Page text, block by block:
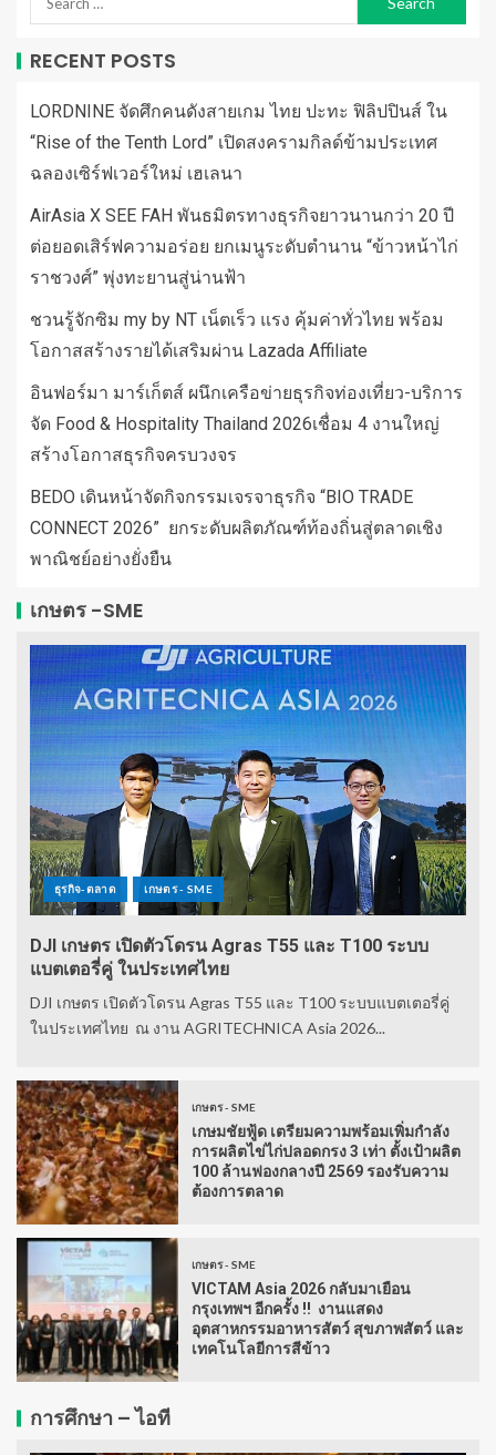
RECENT POSTS
LORDNINE จัดศึกคนดังสายเกม ไทย ปะทะ ฟิลิปปินส์ ใน
“Rise of the Tenth Lord” เปิดสงครามกิลด์ข้ามประเทศ
ฉลองเซิร์ฟเวอร์ใหม่ เฮเลนา
AirAsia X SEE FAH พันธมิตรทางธุรกิจยาวนานกว่า 20 ปี
ต่อยอดเสิร์ฟความอร่อย ยกเมนูระดับตำนาน “ข้าวหน้าไก่
ราชวงศ์” พุ่งทะยานสู่น่านฟ้า
ชวนรู้จักซิม my by NT เน็ตเร็ว แรง คุ้มค่าทั่วไทย พร้อม
โอกาสสร้างรายได้เสริมผ่าน Lazada Affiliate
อินฟอร์มา มาร์เก็ตส์ ผนึกเครือข่ายธุรกิจท่องเที่ยว-บริการ
จัด Food & Hospitality Thailand 2026เชื่อม 4 งานใหญ่
สร้างโอกาสธุรกิจครบวงจร
BEDO เดินหน้าจัดกิจกรรมเจรจาธุรกิจ “BIO TRADE
CONNECT 2026” ยกระดับผลิตภัณฑ์ท้องถิ่นสู่ตลาดเชิง
พาณิชย์อย่างยั่งยืน
เกษตร -SME
ธุรกิจ-ตลาด เกษตร - SME
DJI เกษตร เปิดตัวโดรน Agras T55 และ T100 ระบบ
แบตเตอรี่คู่ ในประเทศไทย
DJI เกษตร เปิดตัวโดรน Agras T55 และ T100 ระบบแบตเตอรี่คู่
ในประเทศไทย ณ งาน AGRITECHNICA Asia 2026...
เกษตร - SME
เกษมชัยฟู้ด เตรียมความพร้อมเพิ่มกำลัง
การผลิตไข่ไก่ปลอดกรง 3 เท่า ตั้งเป้าผลิต
100 ล้านฟองกลางปี 2569 รองรับความ
ต้องการตลาด
เกษตร - SME
VICTAM Asia 2026 กลับมาเยือน
กรุงเทพฯ อีกครั้ง !! งานแสดง
อุตสาหกรรมอาหารสัตว์ สุขภาพสัตว์ และ
เทคโนโลยีการสีข้าว
การศึกษา – ไอที